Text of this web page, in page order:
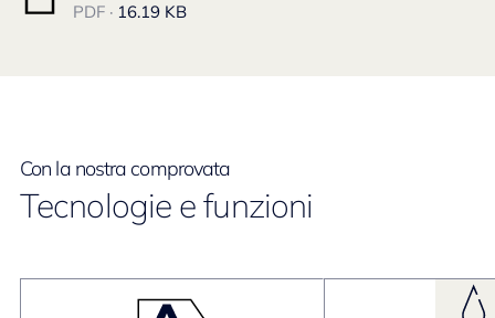
PDF · 16.19 KB
Con la nostra comprovata
Tecnologie e funzioni